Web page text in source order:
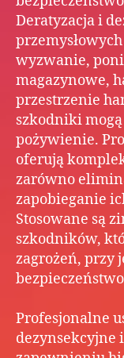
Deratyzacja i
wyzwanie,
magazynowe,
przestrzenie
szkodniki
pożywienie.
oferują
zarówno
zapobieganie
Stosowane są
szkodników,
zagrożeń, przy
Profesjonalne
dezynsekcyjne